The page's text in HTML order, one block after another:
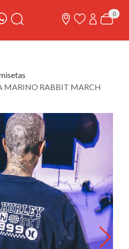
0
MARINO RABBIT MARCH